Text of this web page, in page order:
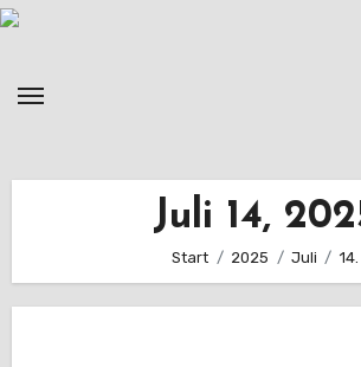
Zum
Juli 14,
Start 2025 Juli 14.